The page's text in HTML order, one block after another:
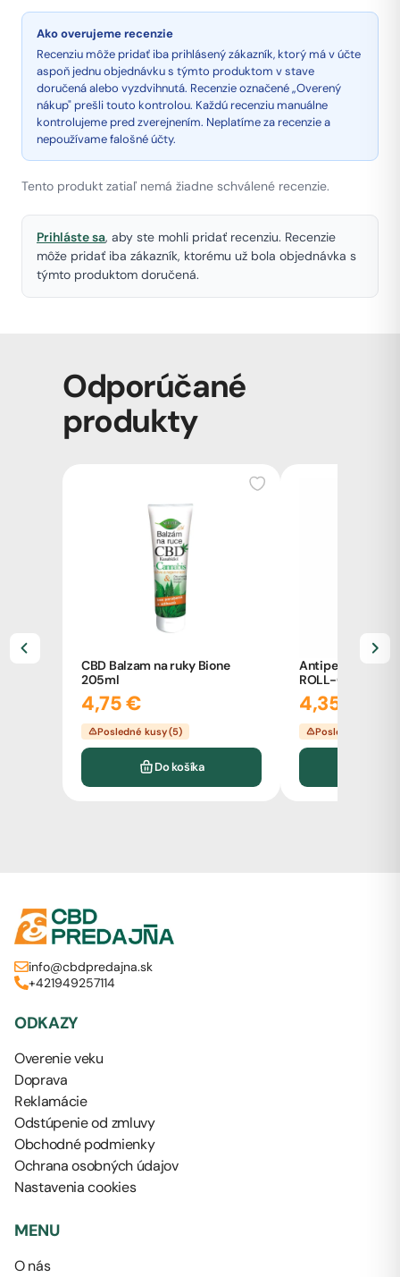
Ako overujeme recenzie
Recenziu môže pridať iba prihlásený zákazník, ktorý má v účte
aspoň jednu objednávku s týmto produktom v stave
doručená alebo vyzdvihnutá. Recenzie označené „Overený
nákup" prešli touto kontrolou. Každú recenziu manuálne
kontrolujeme pred zverejnením. Neplatíme za recenzie a
nepoužívame falošné účty.
Tento produkt zatiaľ nemá žiadne schválené recenzie.
Prihláste sa, aby ste mohli pridať recenziu. Recenzie
môže pridať iba zákazník, ktorému už bola objednávka s
týmto produktom doručená.
Odporúčané
produkty
CBD Balzam na ruky Bione
205ml
4,75 €
Posledné kusy (5)
Do košíka
Antiperspirant +
ROLL-ON
80ml
4,35 €
Posledné kusy (4)
info@cbdpredajna.sk
+421949257114
ODKAZY
Overenie veku
Doprava
Reklamácie
Odstúpenie od zmluvy
Obchodné podmienky
Ochrana osobných údajov
Nastavenia cookies
MENU
O nás